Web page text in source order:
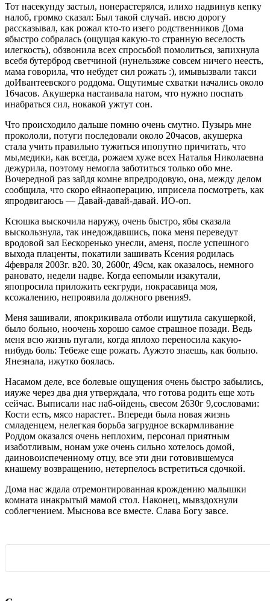
Тот насекунду застыл, нонерастерялся, илихо надвинув кепку
налоб, громко сказал: Был такой случай. ивсю дорогу
рассказывал, как рожал кто-то изего родственников Дома
ябыстро собралась (ощущая какую-то странную веселость
илегкость), обзвонила всех спросьбой помолиться, запихнула
всебя бутерброд светчиной (нунельзяже совсем ничего неесть,
мама говорила, что небудет сил рожать :), имывызвали такси
доИвантеевского роддома. Ощутимые схватки начались около
16часов. Акушерка настаивала натом, что нужно поспать
инабраться сил, нокакой ужтут сон.
Что происходило дальше помню очень смутно. Пузырь мне
прокололи, потуги последовали около 20часов, акушерка
стала учить правильно тужиться ипопутно причитать, что
мы,медики, как всегда, рожаем хуже всех Наталья Николаевна
дежурила, поэтому немогла заботиться только обо мне.
Вочередной раз зайдя комне впредродовую, она, между делом
сообщила, что скоро ейнаоперацию, иприсела посмотреть, как
япродвигаюсь — Давай-давай-давай. ИО-оп.
Ксюшка выскочила наружу, очень быстро, ябы сказала
выскользнула, так инедождавшись, пока меня переведут
вродовой зал Еескоренько унесли, аменя, после успешного
выхода плаценты, покатили зашивать Ксения родилась
4февраля 2003г. в20. 30, 2600г, 49см, как оказалось, немного
рановато, недели надве. Когда еепомыли изакутали,
япопросила приложить еекгруди, нокрасавица моя,
ксожалению, непроявила должного рвения9.
Меня зашивали, япокрикивала отболи ишутила сакушеркой,
было больно, ноочень хорошо самое страшное позади. Ведь
меня всю жизнь пугали, когда яплохо переносила какую-
нибудь боль: Тебеже еще рожать. Аужэто знаешь, как больно.
Янезнала, ижутко боялась.
Насамом деле, все болевые ощущения очень быстро забылись,
ияуже через два дня утверждала, что готова родить еще хоть
сейчас. Выписали нас на6-ойдень, свесом 2630г 9,сословами:
Кости есть, мясо нарастет.. Впереди была новая жизнь
смладенцем, нелегкая борьба загрудное вскармливание
Роддом оказался очень неплохим, персонал приятным
изаботливым, нонам уже очень сильно хотелось домой,
даиновоиспеченному отцу, все эти дни готовившемуся
кнашему возвращению, нетерпелось встретиться сдочкой.
Дома нас ждала отремонтированная крождению малышки
комната инакрытый мамой стол. Наконец, мывздохнули
соблегчением. Мыснова все вместе. Слава Богу завсе.